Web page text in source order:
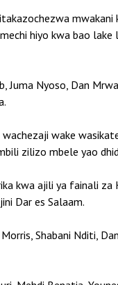
hiyo kwa bao
Nyoso, Dan
wake
zilizo mbele yao
kwa ajili ya fainali
Dar es Salaam.
Shabani Nditi,